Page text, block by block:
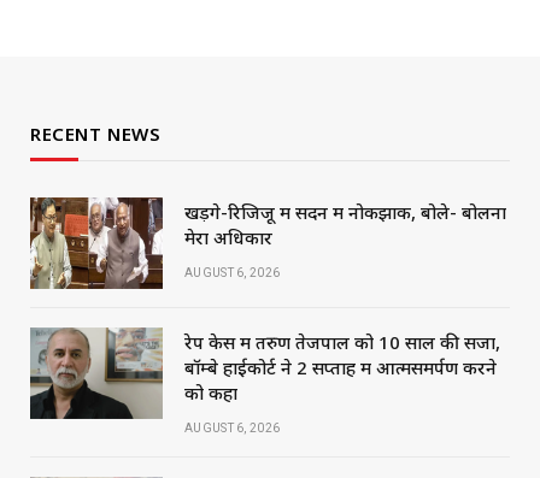
RECENT NEWS
खड़गे-रिजिजू में सदन में नोकझोंक, बोले- बोलना
मेरा अधिकार
AUGUST 6, 2026
रेप केस में तरुण तेजपाल को 10 साल की सजा,
बॉम्बे हाईकोर्ट ने 2 सप्ताह में आत्मसमर्पण करने
को कहा
AUGUST 6, 2026